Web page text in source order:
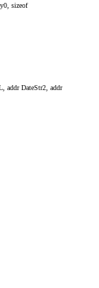
sizeof
addr DateStr2, addr